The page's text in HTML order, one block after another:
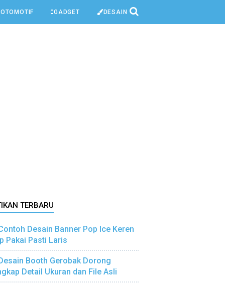
OTOMOTIF GADGET DESAIN
TERBARU
Desain Banner Pop Ice Keren
Pakai Pasti Laris
Booth Gerobak Dorong
Detail Ukuran dan File Asli